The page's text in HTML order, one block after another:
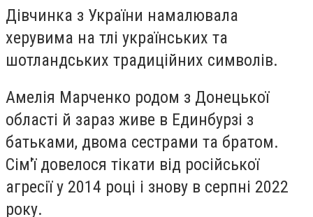
Дівчинка з України намалювала
херувима на тлі українських та
шотландських традиційних символів.
Амелія Марченко родом з Донецької
області й зараз живе в Единбурзі з
батьками, двома сестрами та братом.
Сім'ї довелося тікати від російської
агресії у 2014 році і знову в серпні 2022
року.